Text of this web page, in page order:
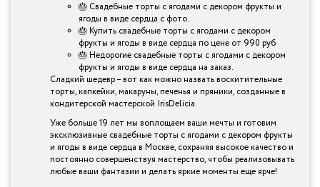
🎂 Свадебные торты с ягодами с декором фрукты и
ягоды в виде сердца с фото.
🎂 Купить свадебные торты с ягодами с декором
фрукты и ягоды в виде сердца по цене от 990 руб
🎂 Недорогие свадебные торты с ягодами с декором
фрукты и ягоды в виде сердца на заказ.
Сладкий шедевр – вот как можно назвать восхитительные
торты, капкейки, макаруны, печенья и пряники, созданные в
кондитерской мастерской IrisDelicia.
Уже больше 19 лет мы воплощаем ваши мечты и готовим
эксклюзивные свадебные торты с ягодами с декором фрукты
и ягоды в виде сердца в Москве, сохраняя высокое качество и
постоянно совершенствуя мастерство, чтобы реализовывать
любые ваши фантазии и делать яркие моменты еще ярче!